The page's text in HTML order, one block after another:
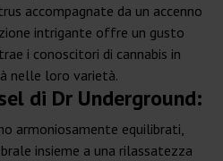
accompagnate da un accenno
intrigante offre un gusto
i conoscitori di cannabis in
nelle loro varietà.
di Dr Underground:
armoniosamente equilibrati,
insieme a una rilassatezza